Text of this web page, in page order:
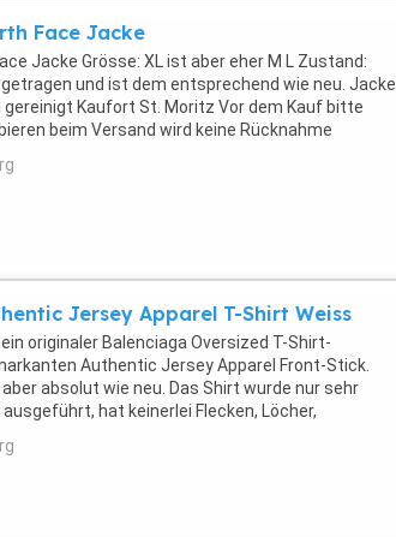
Face Jacke
Jacke Grösse: XL ist aber eher M L Zustand:
und ist dem entsprechend wie neu. Jacke
gereinigt Kaufort St. Moritz Vor dem Kauf bitte
beim Versand wird keine Rücknahme
gemacht. 100% ...
Jersey Apparel T-Shirt Weiss
originaler Balenciaga Oversized T-Shirt-
Authentic Jersey Apparel Front-Stick.
absolut wie neu. Das Shirt wurde nur sehr
hat keinerlei Flecken, Löcher,
am Print ...